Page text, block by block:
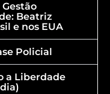
Beatriz
e nos EUA
Policial
a Liberdade